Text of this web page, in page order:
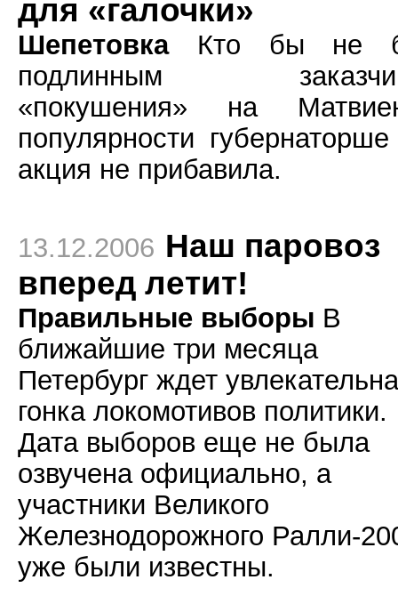
для «галочки»
ШепетовкаКто бы не
подлинным
«покушения» на
популярности губернаторше
акция не прибавила.
13.12.2006 Наш паровоз
вперед летит!
Правильные выборы В
ближайшие три месяца
Петербург ждет
гонка локомотивов политики.
Дата выборов еще не была
озвучена официально, а
участники Великого
Железнодорожного Ралли-
уже были известны.